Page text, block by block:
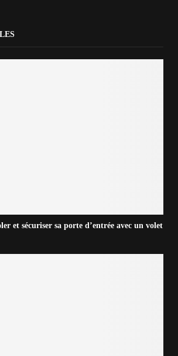
et sécuriser sa porte d’entrée avec un volet